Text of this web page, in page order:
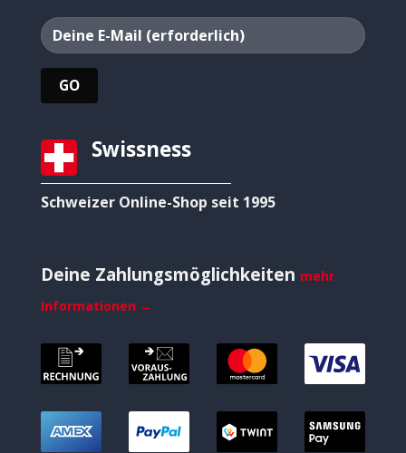
Swissness
Schweizer Online-Shop seit 1995
Deine Zahlungsmöglichkeiten mehr
Informationen →